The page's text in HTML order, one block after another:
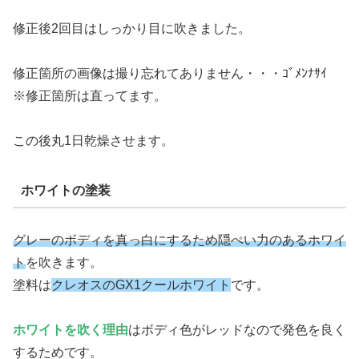
修正後2回目はしっかり目に吹きました。
修正箇所の画像は撮り忘れてありません・・・ｺﾞﾒﾝﾅｻｲ
※修正箇所は直ってます。
この後丸1日乾燥させます。
ホワイトの塗装
グレーのボディを真っ白にするため隠ぺい力のあるホワイ
トを吹きます。
塗料はクレオスのGX1クールホワイト です。
ホワイトを吹く理由はボディ色がレッドなので発色を良く
するためです。